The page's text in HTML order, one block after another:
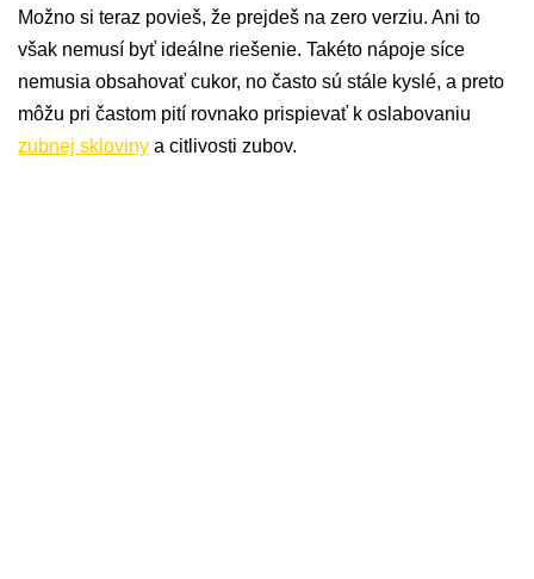
Možno si teraz povieš, že prejdeš na zero verziu. Ani to
však nemusí byť ideálne riešenie. Takéto nápoje síce
nemusia obsahovať cukor, no často sú stále kyslé, a preto
môžu pri častom pití rovnako prispievať k oslabovaniu
zubnej skloviny a citlivosti zubov.